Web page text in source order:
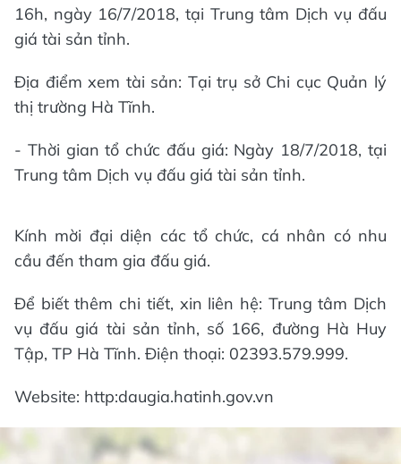
16h, ngày 16/7/2018, tại Trung tâm Dịch vụ đấu
giá tài sản tỉnh.
Địa điểm xem tài sản: Tại trụ sở Chi cục Quản lý
thị trường Hà Tĩnh.
- Thời gian tổ chức đấu giá: Ngày 18/7/2018, tại
Trung tâm Dịch vụ đấu giá tài sản tỉnh.
Kính mời đại diện các tổ chức, cá nhân có nhu
cầu đến tham gia đấu giá.
Để biết thêm chi tiết, xin liên hệ: Trung tâm Dịch
vụ đấu giá tài sản tỉnh, số 166, đường Hà Huy
Tập, TP Hà Tĩnh. Điện thoại: 02393.579.999.
Website: http:daugia.hatinh.gov.vn